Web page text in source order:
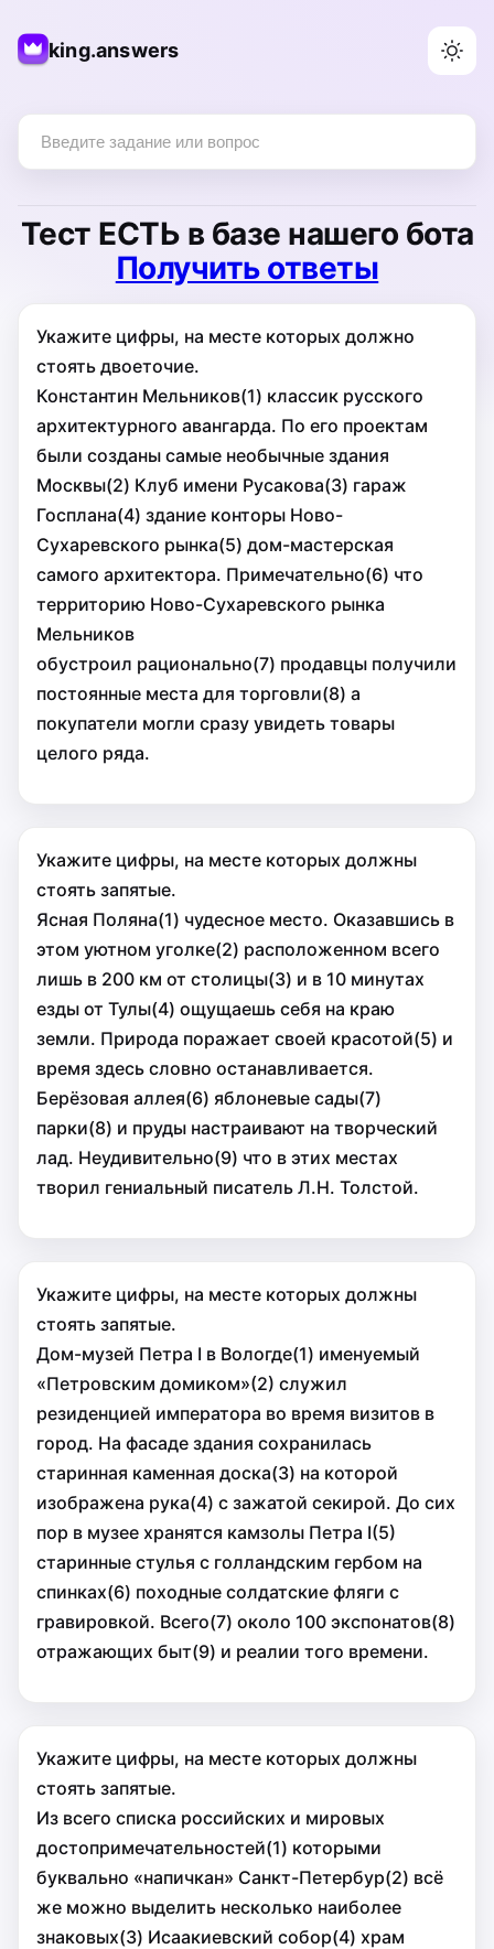
king.answers
Тест ЕСТЬ в базе нашего бота
Получить ответы
Укажите цифры, на месте которых должно
стоять двоеточие.
Константин Мельников(1) классик русского
архитектурного авангарда. По его проектам
были созданы самые необычные здания
Москвы(2) Клуб имени Русакова(3) гараж
Госплана(4) здание конторы Ново-
Сухаревского рынка(5) дом-мастерская
самого архитектора. Примечательно(6) что
территорию Ново-Сухаревского рынка
Мельников
обустроил рационально(7) продавцы получили
постоянные места для торговли(8) а
покупатели могли сразу увидеть товары
целого ряда.
Укажите цифры, на месте которых должны
стоять запятые.
Ясная Поляна(1) чудесное место. Оказавшись в
этом уютном уголке(2) расположенном всего
лишь в 200 км от столицы(3) и в 10 минутах
езды от Тулы(4) ощущаешь себя на краю
земли. Природа поражает своей красотой(5) и
время здесь словно останавливается.
Берёзовая аллея(6) яблоневые сады(7)
парки(8) и пруды настраивают на творческий
лад. Неудивительно(9) что в этих местах
творил гениальный писатель Л.Н. Толстой.
Укажите цифры, на месте которых должны
стоять запятые.
Дом-музей Петра I в Вологде(1) именуемый
«Петровским домиком»(2) служил
резиденцией императора во время визитов в
город. На фасаде здания сохранилась
старинная каменная доска(3) на которой
изображена рука(4) с зажатой секирой. До сих
пор в музее хранятся камзолы Петра I(5)
старинные стулья с голландским гербом на
спинках(6) походные солдатские фляги с
гравировкой. Всего(7) около 100 экспонатов(8)
отражающих быт(9) и реалии того времени.
Укажите цифры, на месте которых должны
стоять запятые.
Из всего списка российских и мировых
достопримечательностей(1) которыми
буквально «напичкан» Санкт-Петербур(2) всё
же можно выделить несколько наиболее
знаковых(3) Исаакиевский собор(4) храм